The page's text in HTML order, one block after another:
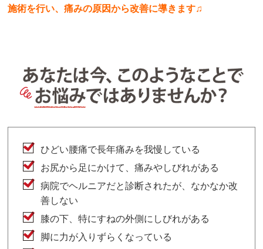
施術を行い、痛みの原因から改善に導きます♫
ひどい腰痛で長年痛みを我慢している
お尻から足にかけて、痛みやしびれがある
病院でヘルニアだと診断されたが、なかなか改
善しない
膝の下、特にすねの外側にしびれがある
脚に力が入りずらくなっている